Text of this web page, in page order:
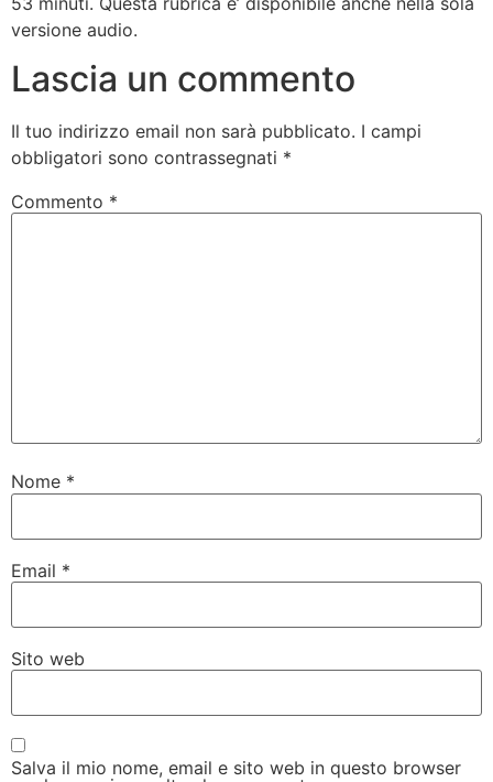
versione audio.
Lascia un commento
Il tuo indirizzo email non sarà pubblicato. I campi
obbligatori sono contrassegnati *
Commento *
Nome *
Email *
Sito web
Salva il mio nome, email e sito web in questo browser